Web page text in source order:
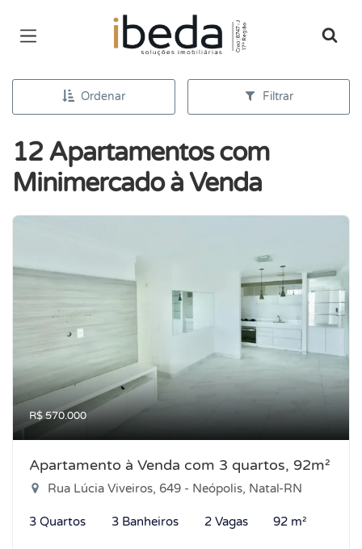
Página inicial
Ordenar Filtrar
12 Apartamentos com
Minimercado à Venda
R$ 570.000
Apartamento à Venda com 3 quartos, 92m²
Rua Lúcia Viveiros, 649 - Neópolis, Natal-RN
3 Quartos 3 Banheiros 2 Vagas 92 m²